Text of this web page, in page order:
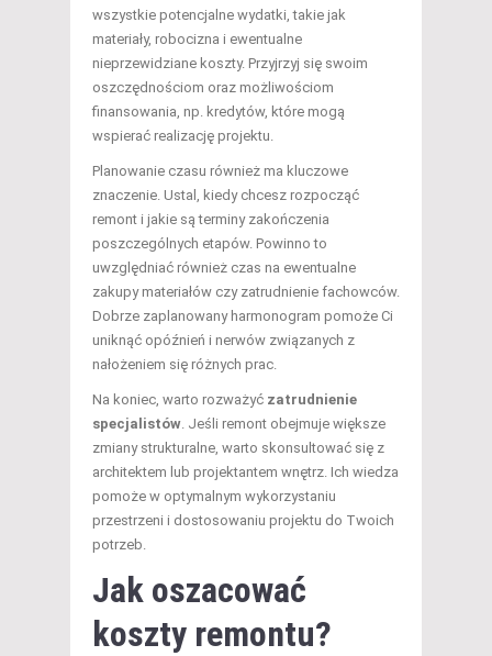
wszystkie potencjalne wydatki, takie jak
materiały, robocizna i ewentualne
nieprzewidziane koszty. Przyjrzyj się swoim
oszczędnościom oraz możliwościom
finansowania, np. kredytów, które mogą
wspierać realizację projektu.
Planowanie czasu również ma kluczowe
znaczenie. Ustal, kiedy chcesz rozpocząć
remont i jakie są terminy zakończenia
poszczególnych etapów. Powinno to
uwzględniać również czas na ewentualne
zakupy materiałów czy zatrudnienie fachowców.
Dobrze zaplanowany harmonogram pomoże Ci
uniknąć opóźnień i nerwów związanych z
nałożeniem się różnych prac.
Na koniec, warto rozważyć zatrudnienie
specjalistów . Jeśli remont obejmuje większe
zmiany strukturalne, warto skonsultować się z
architektem lub projektantem wnętrz. Ich wiedza
pomoże w optymalnym wykorzystaniu
przestrzeni i dostosowaniu projektu do Twoich
potrzeb.
Jak oszacować
koszty remontu?